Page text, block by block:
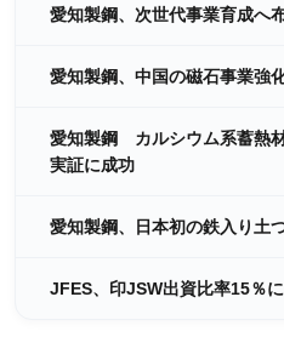
愛知製鋼、次世代事業育成へ
愛知製鋼、中国の磁石事業強
愛知製鋼 カルシウム系蓄
実証に成功
愛知製鋼、日本初の鉄入り土
JFES、印JSW出資比率15％